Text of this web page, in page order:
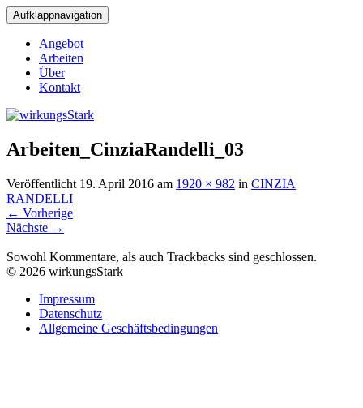
Aufklappnavigation
Angebot
Arbeiten
Über
Kontakt
Arbeiten_CinziaRandelli_03
Veröffentlicht 19. April 2016 am 1920 × 982 in CINZIA
RANDELLI
← Vorherige
Nächste →
Sowohl Kommentare, als auch Trackbacks sind geschlossen.
© 2026 wirkungsStark
Impressum
Datenschutz
Allgemeine Geschäftsbedingungen